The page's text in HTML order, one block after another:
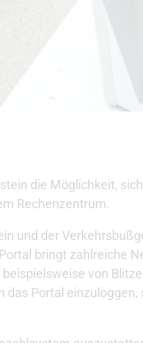
die Möglichkeit,
Rechenzentrum.
und der
bringt zahlreiche
von
Portal